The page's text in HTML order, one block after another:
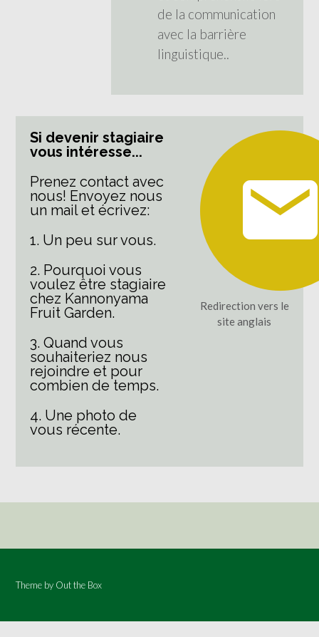
de la communication
avec la barrière
linguistique..
Si devenir stagiaire
vous intéresse...
Prenez contact avec
nous! Envoyez nous
un mail et écrivez:
1. Un peu sur vous.
2. Pourquoi vous
voulez être stagiaire
chez Kannonyama
Fruit Garden.
3. Quand vous
souhaiteriez nous
rejoindre et pour
combien de temps.
4. Une photo de
vous récente.
Redirection vers le
site anglais
Theme by Out the Box